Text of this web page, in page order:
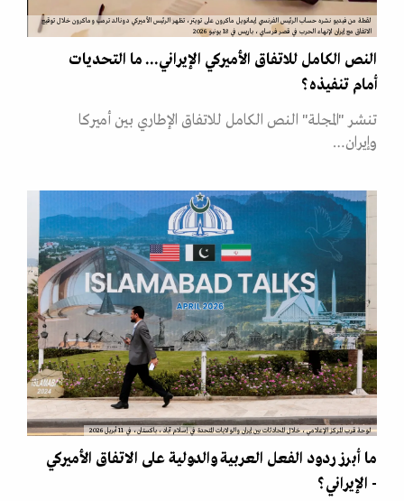
لقطة من فيديو نشره حساب الرئيس الفرنسي إيمانويل ماكرون على تويتر، تظهر الرئيس الأميركي دونالد ترمب وماكرون خلال توقيع
الاتفاق مع إيران لإنهاء الحرب في قصر فرساي، باريس في 18 يونيو 2026
النص الكامل للاتفاق الأميركي الإيراني... ما التحديات
أمام تنفيذه؟
تنشر "المجلة" النص الكامل للاتفاق الإطاري بين أميركا
وإيران…
لوحة قرب المركز الإعلامي، خلال المحادثات بين إيران والولايات المتحدة في إسلام آباد، باكستان، في 11 أبريل 2026
ما أبرز ردود الفعل العربية والدولية على الاتفاق الأميركي
- الإيراني؟